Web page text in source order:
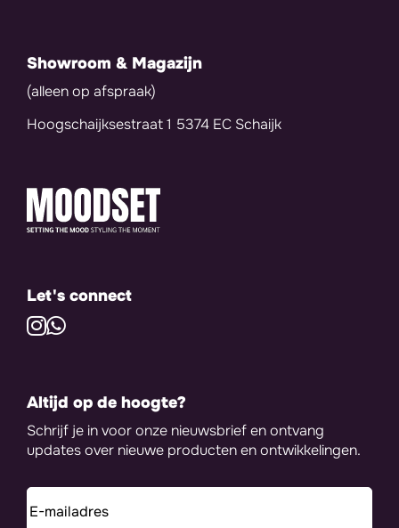
Showroom & Magazijn
(alleen op afspraak)
Hoogschaijksestraat 1 5374 EC Schaijk
Let's connect
Altijd op de hoogte?
Schrijf je in voor onze nieuwsbrief en ontvang
updates over nieuwe producten en ontwikkelingen.